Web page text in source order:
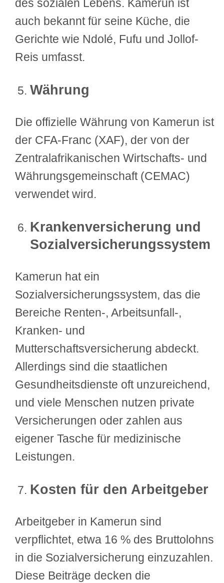
des sozialen Lebens. Kamerun ist
auch bekannt für seine Küche, die
Gerichte wie Ndolé, Fufu und Jollof-
Reis umfasst.
Währung
Die offizielle Währung von Kamerun ist
der CFA-Franc (XAF), der von der
Zentralafrikanischen Wirtschafts- und
Währungsgemeinschaft (CEMAC)
verwendet wird.
Krankenversicherung und
Sozialversicherungssystem
Kamerun hat ein
Sozialversicherungssystem, das die
Bereiche Renten-, Arbeitsunfall-,
Kranken- und
Mutterschaftsversicherung abdeckt.
Allerdings sind die staatlichen
Gesundheitsdienste oft unzureichend,
und viele Menschen nutzen private
Versicherungen oder zahlen aus
eigener Tasche für medizinische
Leistungen.
Kosten für den Arbeitgeber
Arbeitgeber in Kamerun sind
verpflichtet, etwa 16 % des Bruttolohns
in die Sozialversicherung einzuzahlen.
Diese Beiträge decken die